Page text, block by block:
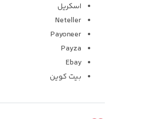
اسکریل
Neteller
Payoneer
Payza
Ebay
بیت کوین